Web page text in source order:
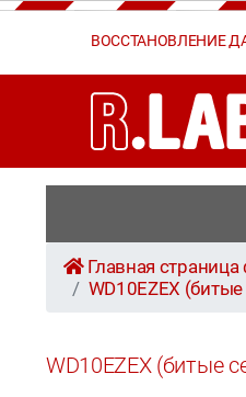
ВОССТАНОВЛЕНИЕ
Главная
WD10EZEX
WD10EZEX (битые